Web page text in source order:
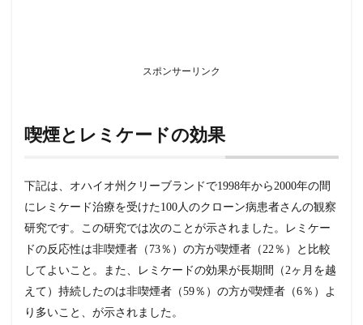
4
め
スポンサーリンク
喫煙とレミケードの効果
下記は、オハイオ州クリーブランドで1998年から2000年の間
にレミケード治療を受けた100人のクローン病患者さんの観察
研究です。この研究では次のことが示されました。レミケー
ドの反応性は非喫煙者（73％）の方が喫煙者（22％）と比較
してよいこと。また、レミケードの効果が長期間（2ヶ月を越
えて）持続したのは非喫煙者（59％）の方が喫煙者（6％）よ
り多いこと、が示されました。